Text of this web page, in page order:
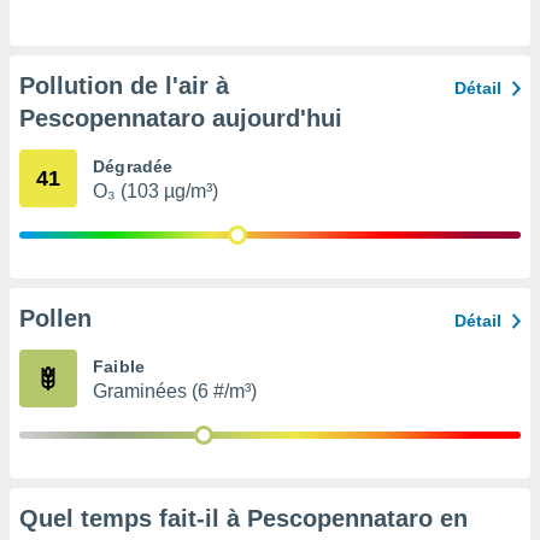
ou
de la
des
notre
Pollution de l'air à
Pescopennataro aujourd'hui
Détail
41 Dégradée
O₃ (103 µg/m³)
Pollen Détail
Faible
Graminées (6 #/m³)
Quel temps fait-il à Pescopennataro en